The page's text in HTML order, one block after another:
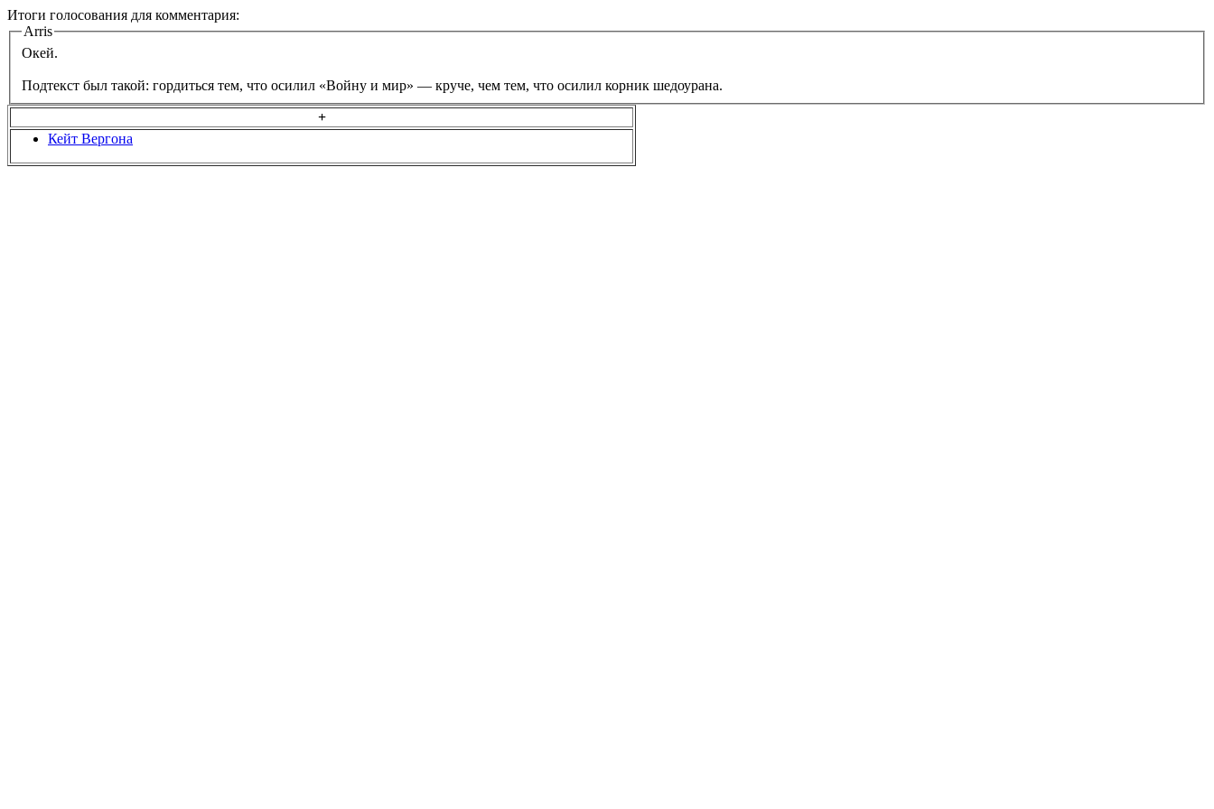
Итоги голосования для комментария:
Arris
Окей.
Подтекст был такой: гордиться тем, что осилил «Войну и мир» — круче, чем тем, что осилил корник шедоурана.
+
Кейт Вергона